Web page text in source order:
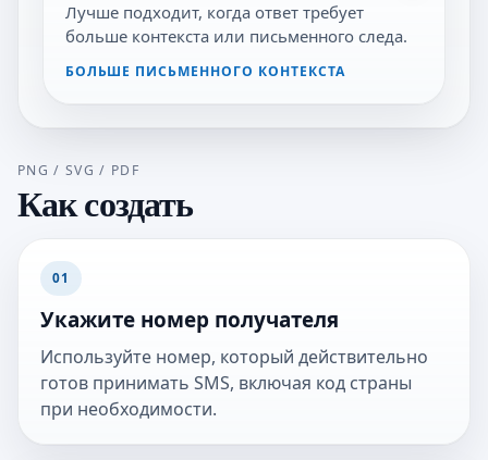
Лучше подходит, когда ответ требует
больше контекста или письменного следа.
БОЛЬШЕ ПИСЬМЕННОГО КОНТЕКСТА
PNG / SVG / PDF
Как создать
01
Укажите номер получателя
Используйте номер, который действительно
готов принимать SMS, включая код страны
при необходимости.